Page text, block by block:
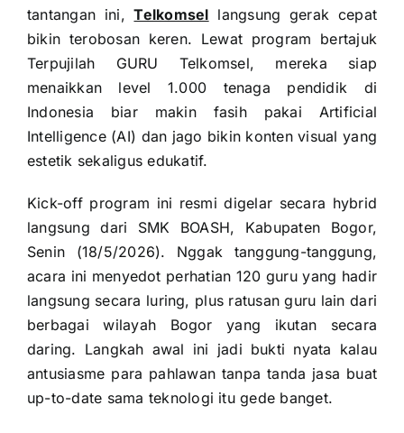
tantangan ini,Telkomsel langsung gerak cepat
bikin terobosan keren. Lewat program bertajuk
Terpujilah GURU Telkomsel, mereka siap
menaikkan level 1.000 tenaga pendidik di
Indonesia biar makin fasih pakai Artificial
Intelligence (AI) dan jago bikin konten visual yang
estetik sekaligus edukatif.
Kick-off program ini resmi digelar secara hybrid
langsung dari SMK BOASH, Kabupaten Bogor,
Senin (18/5/2026). Nggak tanggung-tanggung,
acara ini menyedot perhatian 120 guru yang hadir
langsung secara luring, plus ratusan guru lain dari
berbagai wilayah Bogor yang ikutan secara
daring. Langkah awal ini jadi bukti nyata kalau
antusiasme para pahlawan tanpa tanda jasa buat
up-to-date sama teknologi itu gede banget.